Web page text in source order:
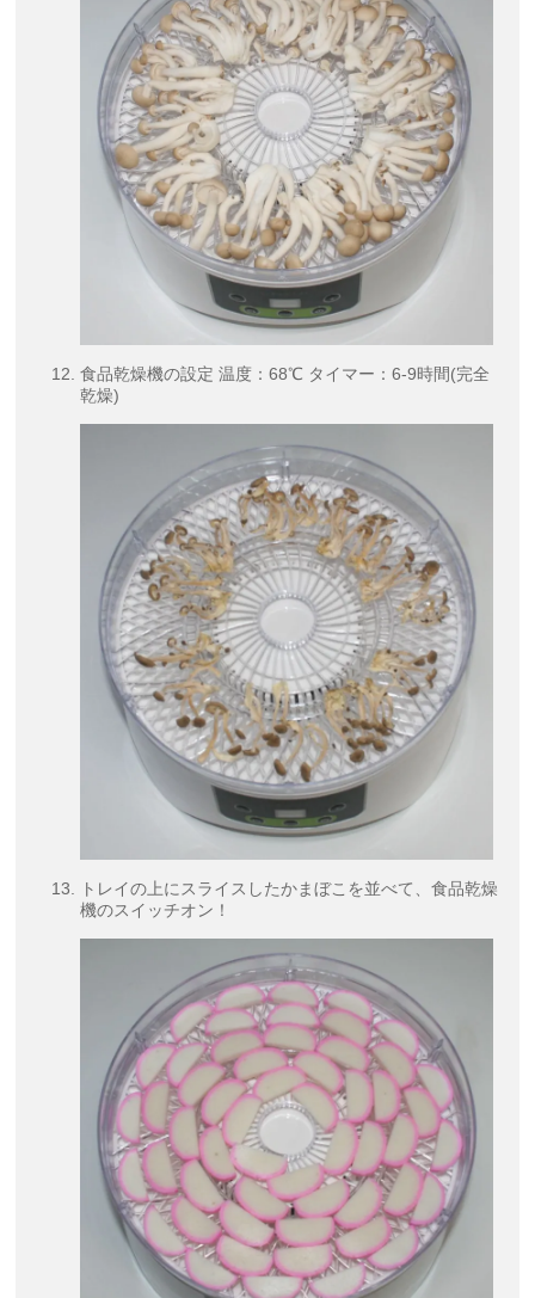
食品乾燥機の設定 温度：68℃ タイマー：6-9時間(完全
乾燥)
トレイの上にスライスしたかまぼこを並べて、食品乾燥
機のスイッチオン！